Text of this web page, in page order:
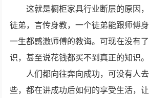
这就是橱柜家具行业断层的原因
徒弟，言传身教，一个徒弟能跟师傅
一生都感激师傅的教诲。可现在没有
识，甚至说花钱都买不到真正的知识。
人们都向往奔向成功，可没有人
些，都在讲成功后如何的享受生活，